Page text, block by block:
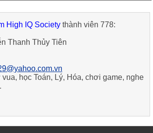
High IQ Societythành viên 778:
Thanh Thủy Tiên
học Toán, Lý, Hóa, chơi game, nghe